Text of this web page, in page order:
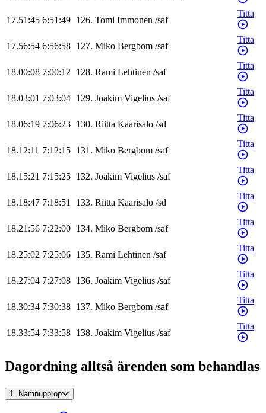
17.51:45 6:51:49 126. Tomi Immonen /saf
Titta
17.56:54 6:56:58 127. Miko Bergbom /saf
Titta
18.00:08 7:00:12 128. Rami Lehtinen /saf
Titta
18.03:01 7:03:04 129. Joakim Vigelius /saf
Titta
18.06:19 7:06:23 130. Riitta Kaarisalo /sd
Titta
18.12:11 7:12:15 131. Miko Bergbom /saf
Titta
18.15:21 7:15:25 132. Joakim Vigelius /saf
Titta
18.18:47 7:18:51 133. Riitta Kaarisalo /sd
Titta
18.21:56 7:22:00 134. Miko Bergbom /saf
Titta
18.25:02 7:25:06 135. Rami Lehtinen /saf
Titta
18.27:04 7:27:08 136. Joakim Vigelius /saf
Titta
18.30:34 7:30:38 137. Miko Bergbom /saf
Titta
18.33:54 7:33:58 138. Joakim Vigelius /saf
Titta
Dagordning alltså ärenden som behandlas
1. Namnupprop